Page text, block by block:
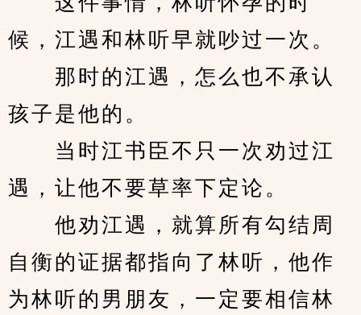
候，江遇和林听早就吵过一次。
那时的江遇，怎么也不承认
孩子是他的。
当时江书臣不只一次劝过江
遇，让他不要草率下定论。
他劝江遇，就算所有勾结周
自衡的证据都指向了林听，他作
为林听的男朋友，一定要相信林